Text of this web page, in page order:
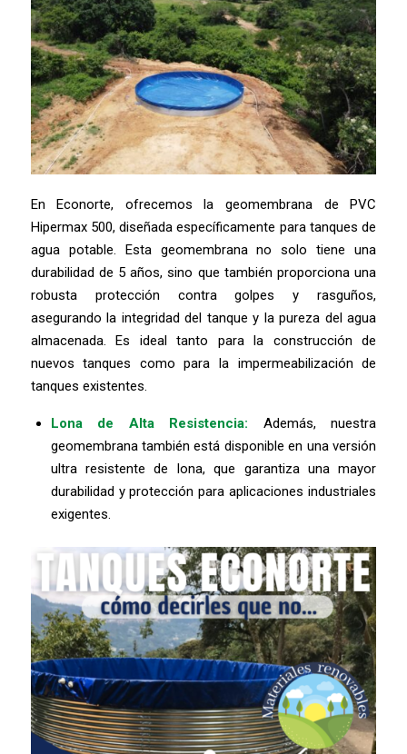
En Econorte, ofrecemos la geomembrana de PVC
Hipermax 500, diseñada específicamente para tanques de
agua potable. Esta geomembrana no solo tiene una
durabilidad de 5 años, sino que también proporciona una
robusta protección contra golpes y rasguños,
asegurando la integridad del tanque y la pureza del agua
almacenada. Es ideal tanto para la construcción de
nuevos tanques como para la impermeabilización de
tanques existentes.
Lona de Alta Resistencia: Además, nuestra
geomembrana también está disponible en una versión
ultra resistente de lona, que garantiza una mayor
durabilidad y protección para aplicaciones industriales
exigentes.